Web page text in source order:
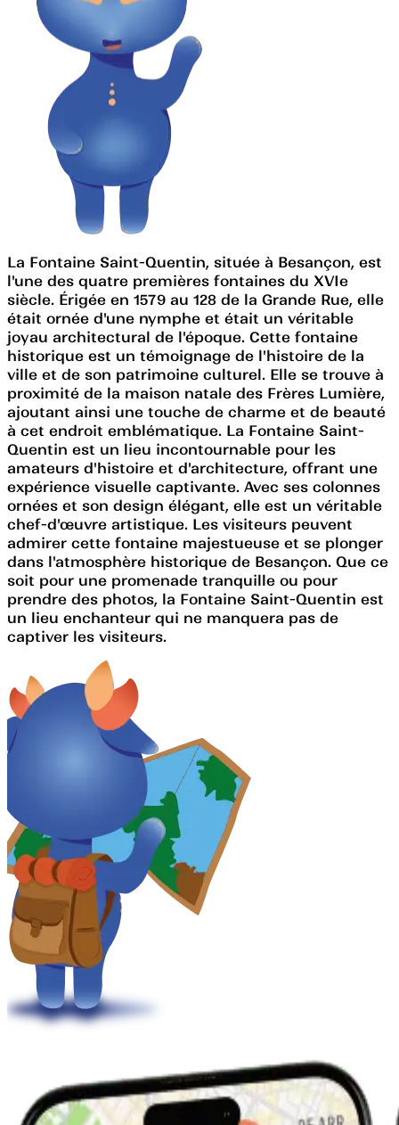
La Fontaine Saint-Quentin, située à Besançon, est
l'une des quatre premières fontaines du XVIe
siècle. Érigée en 1579 au 128 de la Grande Rue, elle
était ornée d'une nymphe et était un véritable
joyau architectural de l'époque. Cette fontaine
historique est un témoignage de l'histoire de la
ville et de son patrimoine culturel. Elle se trouve à
proximité de la maison natale des Frères Lumière,
ajoutant ainsi une touche de charme et de beauté
à cet endroit emblématique. La Fontaine Saint-
Quentin est un lieu incontournable pour les
amateurs d'histoire et d'architecture, offrant une
expérience visuelle captivante. Avec ses colonnes
ornées et son design élégant, elle est un véritable
chef-d'œuvre artistique. Les visiteurs peuvent
admirer cette fontaine majestueuse et se plonger
dans l'atmosphère historique de Besançon. Que ce
soit pour une promenade tranquille ou pour
prendre des photos, la Fontaine Saint-Quentin est
un lieu enchanteur qui ne manquera pas de
captiver les visiteurs.